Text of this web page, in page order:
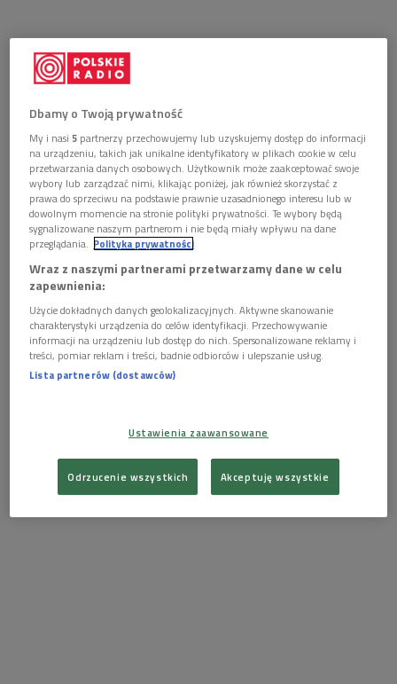
"Prorok"
młodego, francuskiego Araba, który wpada w bardzo
brutalny, więzienny świat.
Dbamy o Twoją prywatność
My i nasi5 partnerzy przechowujemy lub uzyskujemy dostęp do informacji
na urządzeniu, takich jak unikalne identyfikatory w plikach cookie w celu
przetwarzania danych osobowych. Użytkownik może zaakceptować swoje
wybory lub zarządzać nimi, klikając poniżej, jak również skorzystać z
prawa do sprzeciwu na podstawie prawnie uzasadnionego interesu lub w
dowolnym momencie na stronie polityki prywatności. Te wybory będą
sygnalizowane naszym partnerom i nie będą miały wpływu na dane
przeglądania. Polityka prywatności
Wraz z naszymi partnerami przetwarzamy dane w celu
zapewnienia:
Użycie dokładnych danych geolokalizacyjnych. Aktywne skanowanie
charakterystyki urządzenia do celów identyfikacji. Przechowywanie
informacji na urządzeniu lub dostęp do nich. Spersonalizowane reklamy i
treści, pomiar reklam i treści, badnie odbiorców i ulepszanie usług.
Lista partnerów (dostawców)
Ustawienia zaawansowane
Odrzucenie wszystkich Akceptuję wszystkie